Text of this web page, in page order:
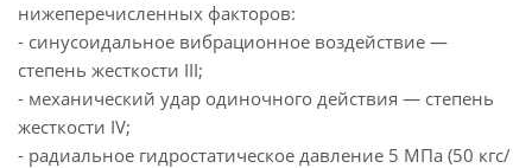
нижеперечисленных факторов:
- синусоидальное вибрационное воздействие —
степень жесткости ІІІ;
- механический удар одиночного действия — степень
жесткости ІV;
- радиальное гидростатическое давление 5 МПа (50 кгс/